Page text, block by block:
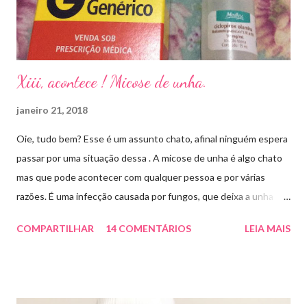
Xiii, acontece ! Micose de unha.
janeiro 21, 2018
Oie, tudo bem? Esse é um assunto chato, afinal ninguém espera
passar por uma situação dessa . A micose de unha é algo chato
mas que pode acontecer com qualquer pessoa e por várias
razões. É uma infecção causada por fungos, que deixa a unha
descolar da pele. As causas mais comuns dessas micoses é por
COMPARTILHAR 14 COMENTÁRIOS LEIA MAIS